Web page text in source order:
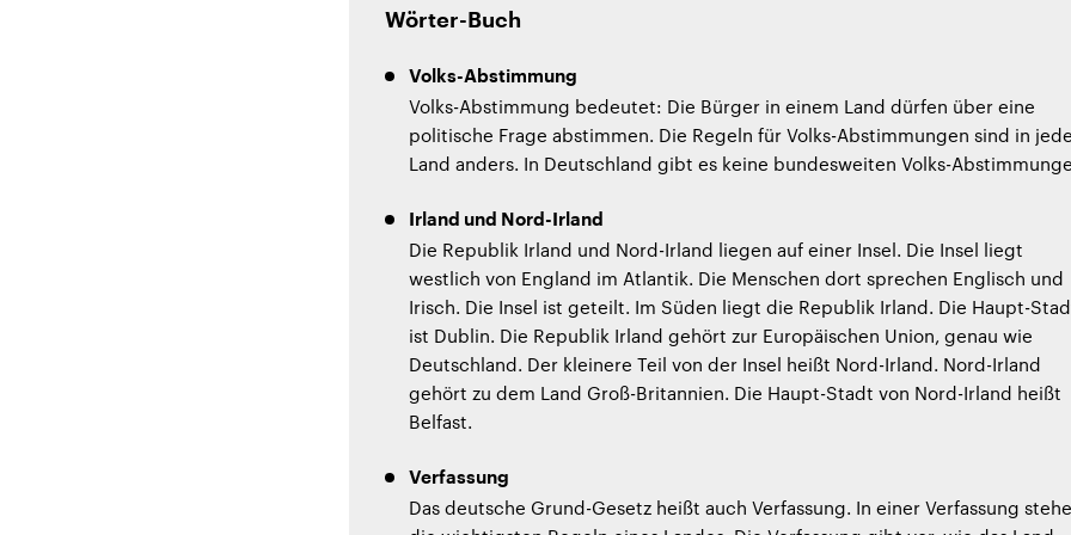
Wörter-Buch
Volks-Abstimmung
Volks-Abstimmung bedeutet: Die Bürger in einem Land dürfen über eine
politische Frage abstimmen. Die Regeln für Volks-Abstimmungen sind in
Land anders. In Deutschland gibt es keine bundesweiten Volks-
Irland und Nord-Irland
Die Republik Irland und Nord-Irland liegen auf einer Insel. Die Insel liegt
westlich von England im Atlantik. Die Menschen dort sprechen Englisch und
Irisch. Die Insel ist geteilt. Im Süden liegt die Republik Irland. Die Haupt-
ist Dublin. Die Republik Irland gehört zur Europäischen Union, genau wie
Deutschland. Der kleinere Teil von der Insel heißt Nord-Irland. Nord-Irland
gehört zu dem Land Groß-Britannien. Die Haupt-Stadt von Nord-Irland heißt
Belfast.
Verfassung
Das deutsche Grund-Gesetz heißt auch Verfassung. In einer Verfassung